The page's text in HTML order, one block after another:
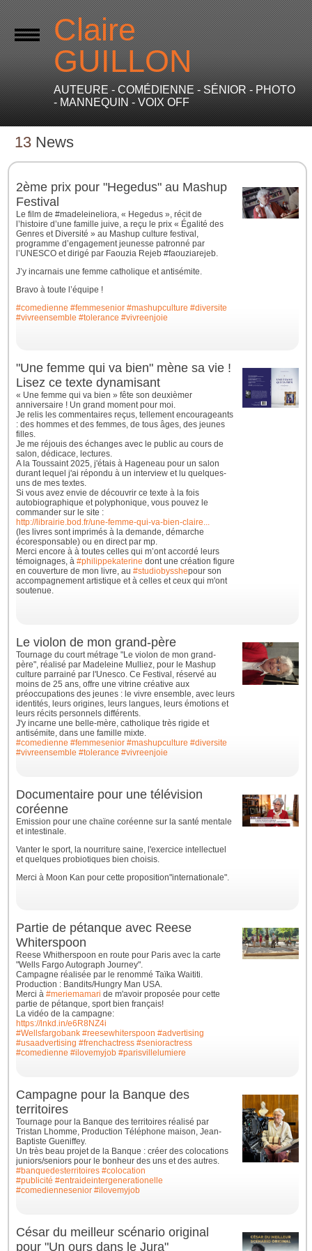
Claire
GUILLON
AUTEURE - COMÉDIENNE - SÉNIOR - PHOTO
- MANNEQUIN - VOIX OFF
13 News
2ème prix pour "Hegedus" au Mashup
Festival
Le film de #madeleineliora, « Hegedus », récit de
l’histoire d’une famille juive, a reçu le prix « Égalité des
Genres et Diversité » au Mashup culture festival,
programme d’engagement jeunesse patronné par
l’UNESCO et dirigé par Faouzia Rejeb #faouziarejeb.
J’y incarnais une femme catholique et antisémite.
Bravo à toute l’équipe !
#comedienne #femmesenior #mashupculture #diversite
#vivreensemble #tolerance #vivreenjoie
"Une femme qui va bien" mène sa vie !
Lisez ce texte dynamisant
« Une femme qui va bien » fête son deuxièmer
anniversaire ! Un grand moment pour moi.
Je relis les commentaires reçus, tellement encourageants
: des hommes et des femmes, de tous âges, des jeunes
filles.
Je me réjouis des échanges avec le public au cours de
salon, dédicace, lectures.
A la Toussaint 2025, j'étais à Hageneau pour un salon
durant lequel j'ai répondu à un interview et lu quelques-
uns de mes textes.
Si vous avez envie de découvrir ce texte à la fois
autobiographique et polyphonique, vous pouvez le
commander sur le site :
http://librairie.bod.fr/une-femme-qui-va-bien-claire...
(les livres sont imprimés à la demande, démarche
écoresponsable) ou en direct par mp.
Merci encore à à toutes celles qui m’ont accordé leurs
témoignages, à#philippekaterine dont une création figure
en couverture de mon livre, au#studiobysshepour son
accompagnement artistique et à celles et ceux qui m'ont
soutenue.
Le violon de mon grand-père
Tournage du court métrage "Le violon de mon grand-
père", réalisé par Madeleine Mulliez, pour le Mashup
culture parrainé par l'Unesco. Ce Festival, réservé au
moins de 25 ans, offre une vitrine créative aux
préoccupations des jeunes : le vivre ensemble, avec leurs
identités, leurs origines, leurs langues, leurs émotions et
leurs récits personnels différents.
J'y incarne une belle-mère, catholique très rigide et
antisémite, dans une famille mixte.
#comedienne #femmesenior #mashupculture #diversite
#vivreensemble #tolerance #vivreenjoie
Documentaire pour une télévision
coréenne
Emission pour une chaïne coréenne sur la santé mentale
et intestinale.
Vanter le sport, la nourriture saine, l'exercice intellectuel
et quelques probiotiques bien choisis.
Merci à Moon Kan pour cette proposition"internationale".
Partie de pétanque avec Reese
Whiterspoon
Reese Whitherspoon en route pour Paris avec la carte
"Wells Fargo Autograph Journey".
Campagne réalisée par le renommé Taïka Waititi.
Production : Bandits/Hungry Man USA.
Merci à#meriemamari de m'avoir proposée pour cette
partie de pétanque, sport bien français!
La vidéo de la campagne:
https://lnkd.in/e6R8NZ4i
#Wellsfargobank #reesewhiterspoon #advertising
#usaadvertising #frenchactress #senioractress
#comedienne #ilovemyjob #parisvillelumiere
Campagne pour la Banque des
territoires
Tournage pour la Banque des territoires réalisé par
Tristan Lhomme, Production Téléphone maison, Jean-
Baptiste Gueniffey.
Un très beau projet de la Banque : créer des colocations
juniors/seniors pour le bonheur des uns et des autres.
#banquedesterritoires #colocation
#publicité #entraideintergenerationelle
#comediennesenior #ilovemyjob
César du meilleur scénario original
pour "Un ours dans le Jura"